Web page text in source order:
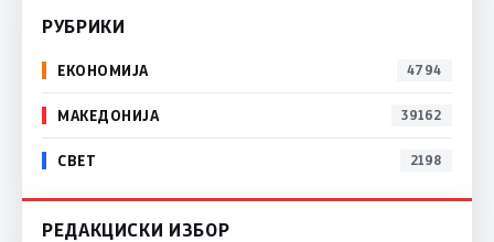
РУБРИКИ
ЕКОНОМИЈА 4794
МАКЕДОНИЈА 39162
СВЕТ 2198
РЕДАКЦИСКИ ИЗБОР